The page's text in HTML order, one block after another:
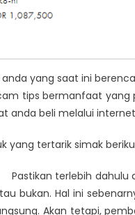
anda yang saat ini
tips bermanfaat yang
anda beli melalui
yang tertarik simak
Pastikan terlebih dahulu
bukan. Hal ini
Akan tetapi,